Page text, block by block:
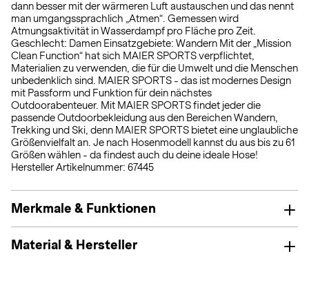
dann besser mit der wärmeren Luft austauschen und das nennt
man umgangssprachlich „Atmen“. Gemessen wird
Atmungsaktivität in Wasserdampf pro Fläche pro Zeit.
Geschlecht: Damen Einsatzgebiete: Wandern Mit der „Mission
Clean Function“ hat sich MAIER SPORTS verpflichtet,
Materialien zu verwenden, die für die Umwelt und die Menschen
unbedenklich sind. MAIER SPORTS - das ist modernes Design
mit Passform und Funktion für dein nächstes
Outdoorabenteuer. Mit MAIER SPORTS findet jeder die
passende Outdoorbekleidung aus den Bereichen Wandern,
Trekking und Ski, denn MAIER SPORTS bietet eine unglaubliche
Größenvielfalt an. Je nach Hosenmodell kannst du aus bis zu 61
Größen wählen - da findest auch du deine ideale Hose!
Hersteller Artikelnummer: 67445
Merkmale & Funktionen
Material & Hersteller